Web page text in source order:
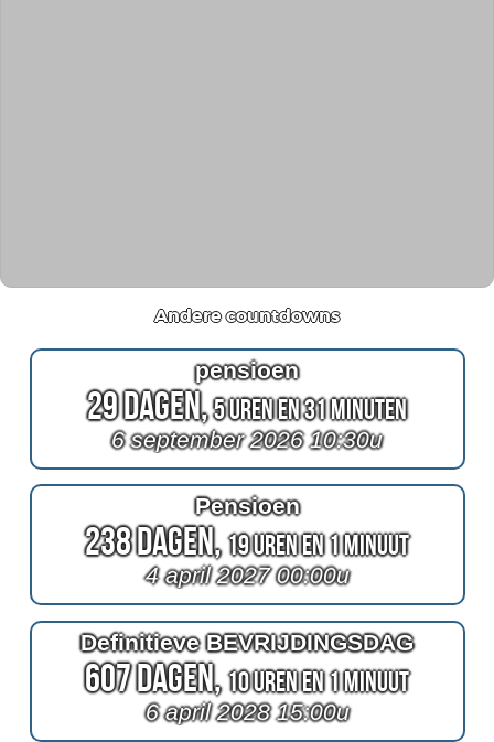
Andere countdowns
pensioen
29 Dagen,5 Uren en 31 Minuten
6 september 2026 10:30u
Pensioen
238 Dagen,19 Uren en 1 Minuut
4 april 2027 00:00u
Definitieve BEVRIJDINGSDAG
607 Dagen,10 Uren en 1 Minuut
6 april 2028 15:00u